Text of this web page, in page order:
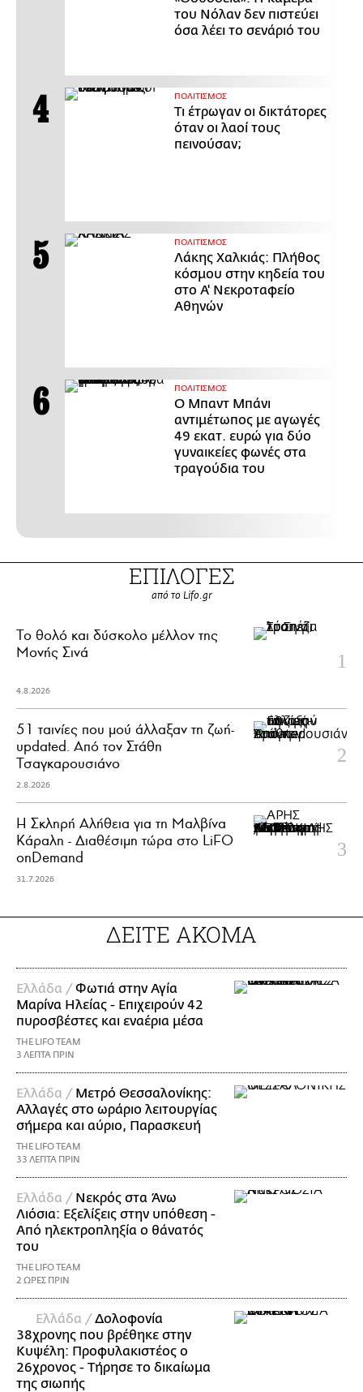
του Νόλαν δεν πιστεύει
όσα λέει το σενάριό του
ΠΟΛΙΤΙΣΜΟΣ
Τι έτρωγαν οι δικτάτορες
όταν οι λαοί τους
πεινούσαν;
ΠΟΛΙΤΙΣΜΟΣ
Λάκης Χαλκιάς: Πλήθος
κόσμου στην κηδεία του
στο Α' Νεκροταφείο
Αθηνών
ΠΟΛΙΤΙΣΜΟΣ
Ο Μπαντ Μπάνι
αντιμέτωπος με αγωγές
49 εκατ. ευρώ για δύο
γυναικείες φωνές στα
τραγούδια του
ΕΠΙΛΟΓΕΣ
από το Lifo.gr
Το θολό και δύσκολο μέλλον της
Μονής Σινά
4.8.2026
51 ταινίες που μού άλλαξαν τη ζωή-
updated. Aπό τον Στάθη
Τσαγκαρουσιάνο
2.8.2026
Η Σκληρή Αλήθεια για τη Μαλβίνα
Κάραλη - Διαθέσιμη τώρα στo LiFO
onDemand
31.7.2026
ΔΕΙΤΕ ΑΚΟΜΑ
Ελλάδα /Φωτιά στην Αγία
Μαρίνα Ηλείας - Επιχειρούν 42
πυροσβέστες και εναέρια μέσα
THE LIFO TEAM
3 ΛΕΠΤΑ ΠΡΙΝ
Ελλάδα / Μετρό Θεσσαλονίκης:
Αλλαγές στο ωράριο λειτουργίας
σήμερα και αύριο, Παρασκευή
THE LIFO TEAM
33 ΛΕΠΤΑ ΠΡΙΝ
Ελλάδα / Νεκρός στα Άνω
Λιόσια: Εξελίξεις στην υπόθεση -
Από ηλεκτροπληξία ο θάνατός
του
THE LIFO TEAM
2 ΩΡΕΣ ΠΡΙΝ
Ελλάδα /Δολοφονία
38χρονης που βρέθηκε στην
Κυψέλη: Προφυλακιστέος ο
26χρονος - Τήρησε το δικαίωμα
της σιωπής